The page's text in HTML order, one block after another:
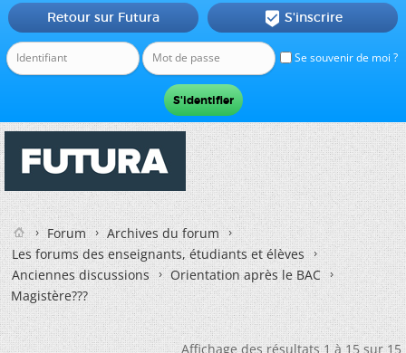
Se souvenir de moi ?
Retour sur Futura  S'inscrire
Forum
Archives du forum
Les forums des enseignants, étudiants et élèves
Anciennes discussions
Orientation après le BAC
Magistère???
Affichage des résultats 1 à 15 sur 15